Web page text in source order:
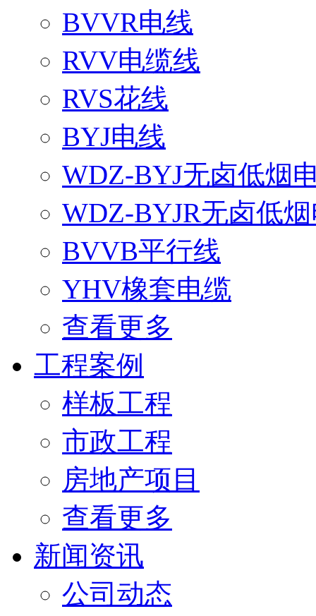
BVVR电线
RVV电缆线
RVS花线
BYJ电线
WDZ-BYJ无卤低烟
WDZ-BYJR无卤低
BVVB平行线
YHV橡套电缆
查看更多
工程案例
样板工程
市政工程
房地产项目
查看更多
新闻资讯
公司动态